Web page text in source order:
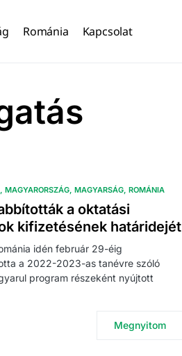
Románia Kapcsolat
MAGYARORSZÁG MAGYARSÁG ROMÁNIA
a oktatási
kifizetésének határidejét
idén február 29-éig
a 2022-2023-as tanévre szóló
program részeként nyújtott
Megnyitom